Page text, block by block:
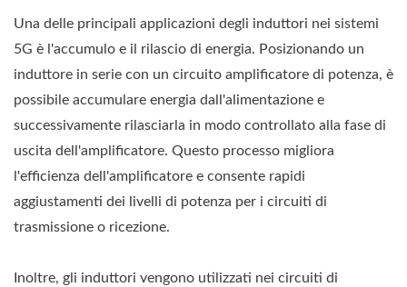
Una delle principali applicazioni degli induttori nei sistemi
5G è l'accumulo e il rilascio di energia. Posizionando un
induttore in serie con un circuito amplificatore di potenza, è
possibile accumulare energia dall'alimentazione e
successivamente rilasciarla in modo controllato alla fase di
uscita dell'amplificatore. Questo processo migliora
l'efficienza dell'amplificatore e consente rapidi
aggiustamenti dei livelli di potenza per i circuiti di
trasmissione o ricezione.
Inoltre, gli induttori vengono utilizzati nei circuiti di